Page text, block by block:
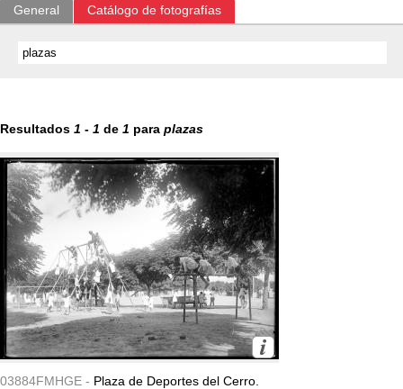
General Catálogo de fotografías
Resultados 1 - 1 de 1 para plazas
03884FMHGE - Plaza de Deportes del Cerro.